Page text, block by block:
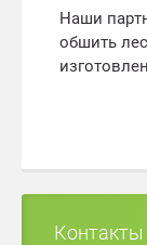
Контакты
Наши
обшить